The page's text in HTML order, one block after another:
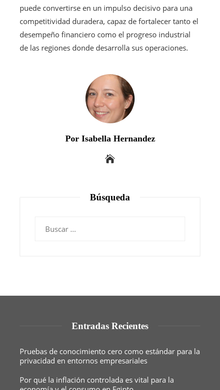
puede convertirse en un impulso decisivo para una
competitividad duradera, capaz de fortalecer tanto el
desempeño financiero como el progreso industrial
de las regiones donde desarrolla sus operaciones.
Por Isabella Hernandez
Búsqueda
Entradas Recientes
Pruebas de conocimiento cero como estándar para la
privacidad en entornos empresariales
Por qué la inflación controlada es vital para la